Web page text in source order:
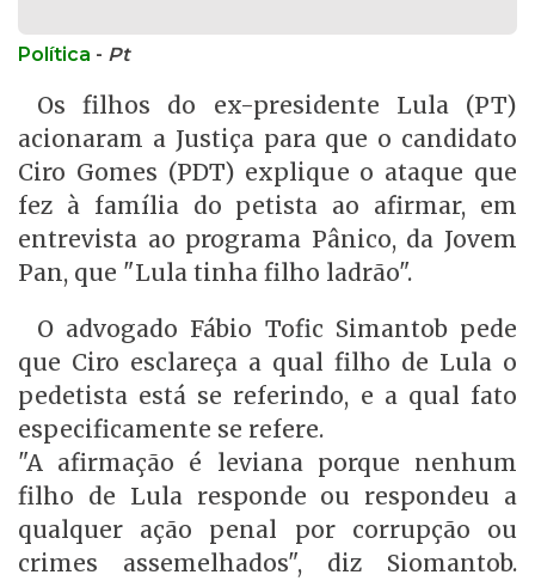
Política - Pt
Os filhos do ex-presidente Lula (PT)
acionaram a Justiça para que o candidato
Ciro Gomes (PDT) explique o ataque que
fez à família do petista ao afirmar, em
entrevista ao programa Pânico, da Jovem
Pan, que "Lula tinha filho ladrão".
O advogado Fábio Tofic Simantob pede
que Ciro esclareça a qual filho de Lula o
pedetista está se referindo, e a qual fato
especificamente se refere.
"A afirmação é leviana porque nenhum
filho de Lula responde ou respondeu a
qualquer ação penal por corrupção ou
crimes assemelhados", diz Siomantob.